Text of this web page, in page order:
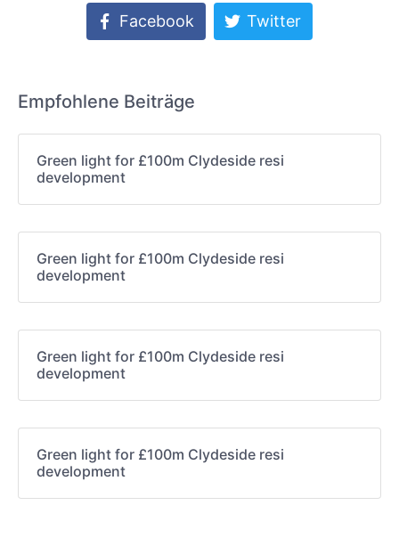
Facebook Twitter
Empfohlene Beiträge
Green light for £100m Clydeside resi
development
Green light for £100m Clydeside resi
development
Green light for £100m Clydeside resi
development
Green light for £100m Clydeside resi
development